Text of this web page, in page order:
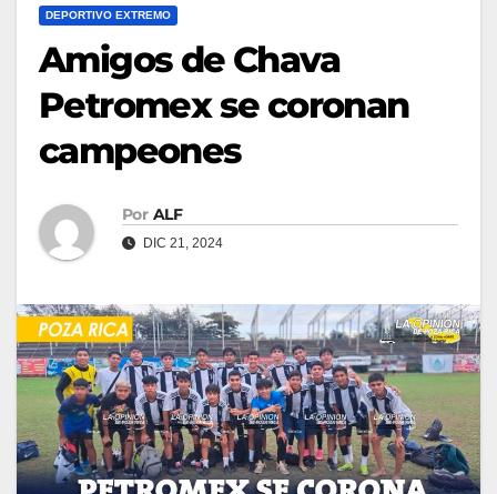
DEPORTIVO EXTREMO
Amigos de Chava
Petromex se coronan
campeones
Por ALF
DIC 21, 2024